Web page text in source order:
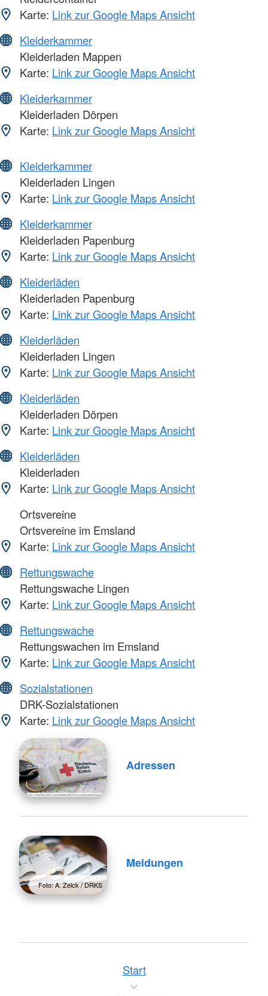
Karte: Link zur Google Maps Ansicht
Kleiderkammer
Kleiderladen Mappen
Karte: Link zur Google Maps Ansicht
Kleiderkammer
Kleiderladen Dörpen
Karte: Link zur Google Maps Ansicht
Kleiderkammer
Kleiderladen Lingen
Karte: Link zur Google Maps Ansicht
Kleiderkammer
Kleiderladen Papenburg
Karte: Link zur Google Maps Ansicht
Kleiderläden
Kleiderladen Papenburg
Karte: Link zur Google Maps Ansicht
Kleiderläden
Kleiderladen Lingen
Karte: Link zur Google Maps Ansicht
Kleiderläden
Kleiderladen Dörpen
Karte: Link zur Google Maps Ansicht
Kleiderläden
Kleiderladen
Karte: Link zur Google Maps Ansicht
Ortsvereine
Ortsvereine im Emsland
Karte: Link zur Google Maps Ansicht
Rettungswache
Rettungswache Lingen
Karte: Link zur Google Maps Ansicht
Rettungswache
Rettungswachen im Emsland
Karte: Link zur Google Maps Ansicht
Sozialstationen
DRK-Sozialstationen
Karte: Link zur Google Maps Ansicht
Adressen
Foto: A. Zelck / DRKS
Meldungen
Start